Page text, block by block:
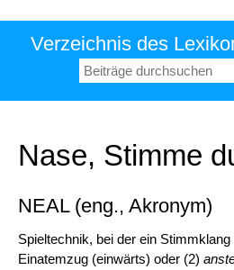
Verzeichnis des
Suchen
nach:
Nase, Stimme
NEAL (eng., Akronym)
Spieltechnik, bei der ein Stimmklang
Einatemzug (einwärts) oder (2)